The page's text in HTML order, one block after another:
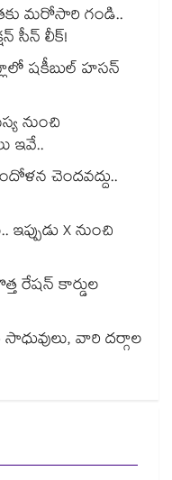
మరోసారి గండి..
సీన్ లీక్!
షకీబుల్ హసన్
నుంచి
ఇవే..
చెందవద్దు..
ఇప్పుడు X నుంచి
రేషన్ కార్డుల
వారి దర్గాల